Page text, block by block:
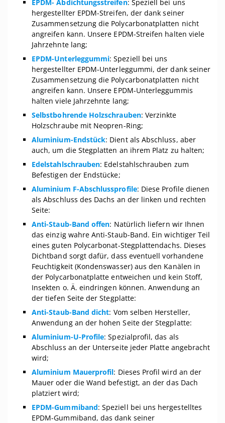
EPDM- Abdichtungsstreifen: Speziell bei uns
hergestellter EPDM-Streifen, der dank seiner
Zusammensetzung die Polycarbonatplatten nicht
angreifen kann. Unsere EPDM-Streifen halten viele
Jahrzehnte lang;
EPDM-Unterleggummi: Speziell bei uns
hergestellter EPDM-Unterleggummi, der dank seiner
Zusammensetzung die Polycarbonatplatten nicht
angreifen kann. Unsere EPDM-Unterleggummis
halten viele Jahrzehnte lang;
Selbstbohrende Holzschrauben: Verzinkte
Holzschraube mit Neopren-Ring;
Aluminium-Endstück: Dient als Abschluss, aber
auch, um die Stegplatten an ihrem Platz zu halten;
Edelstahlschrauben: Edelstahlschrauben zum
Befestigen der Endstücke;
Aluminium F-Abschlussprofile: Diese Profile dienen
als Abschluss des Dachs an der linken und rechten
Seite:
Anti-Staub-Band offen: Natürlich liefern wir Ihnen
das einzig wahre Anti-Staub-Band. Ein wichtiger Teil
eines guten Polycarbonat-Stegplattendachs. Dieses
Dichtband sorgt dafür, dass eventuell vorhandene
Feuchtigkeit (Kondenswasser) aus den Kanälen in
der Polycarbonatplatte entweichen und kein Stoff,
Insekten o. Ä. eindringen können. Anwendung an
der tiefen Seite der Stegplatte:
Anti-Staub-Band dicht: Vom selben Hersteller,
Anwendung an der hohen Seite der Stegplatte:
Aluminium-U-Profile: Spezialprofil, das als
Abschluss an der Unterseite jeder Platte angebracht
wird;
Aluminium Mauerprofil: Dieses Profil wird an der
Mauer oder die Wand befestigt, an der das Dach
platziert wird;
EPDM-Gummiband: Speziell bei uns hergestelltes
EPDM-Gummiband, das dank seiner